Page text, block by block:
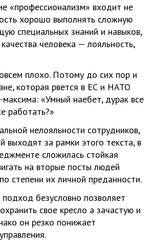
«профессионализм» входит не
хорошо выполнять сложную
специальных знаний и навыков,
человека — лояльность,
плохо. Потому до сих пор и
которая рвется в ЕС и НАТО
максима: «Умный наебет, дурак все
работать?»
нелояльности сотрудников,
выходят за рамки этого текста, в
сложилась стойкая
на вторые посты людей
степени их личной преданности.
безусловно позволяет
свое кресло а зачастую и
он резко понижает